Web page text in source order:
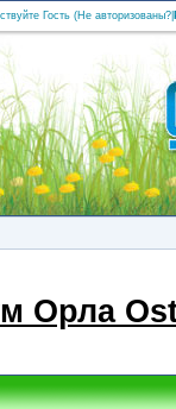
Гость (Не авторизованы?
Орла